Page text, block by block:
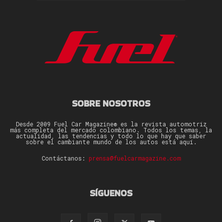
SOBRE NOSOTROS
Desde 2009 Fuel Car Magazine® es la revista automotriz
más completa del mercado colombiano. Todos los temas, la
actualidad, las tendencias y todo lo que hay que saber
sobre el cambiante mundo de los autos está aquí.
Contáctanos: prensa@fuelcarmagazine.com
SÍGUENOS